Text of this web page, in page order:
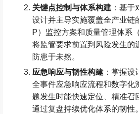
关键点控制与体系构建 ：基于
设计并主导实施覆盖全产业链
P）监控方案和质量管理体系
将监管要求前置到风险发生的
防患于未然。
应急响应与韧性构建 ：掌握
全事件应急响应流程和数字化
题发生时能快速定位、精准召
通过复盘持续优化体系的韧性。